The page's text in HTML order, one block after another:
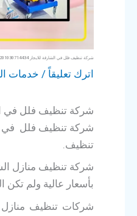
شركة تنظيف فلل في الشارقة للايجار 00201030714434
اترك تعليقاً / خدمات
شركة تنظيف فلل في الشارقة
شركة تنظيف فلل في
تنظيف.
شركة تنظيف منازل
بأسعار عالية ولم تكن
شركات تنظيف منازل